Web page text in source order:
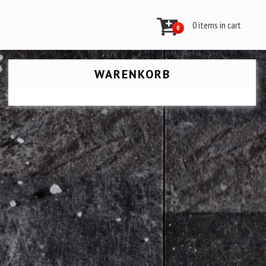
0 0 items in cart
WARENKORB